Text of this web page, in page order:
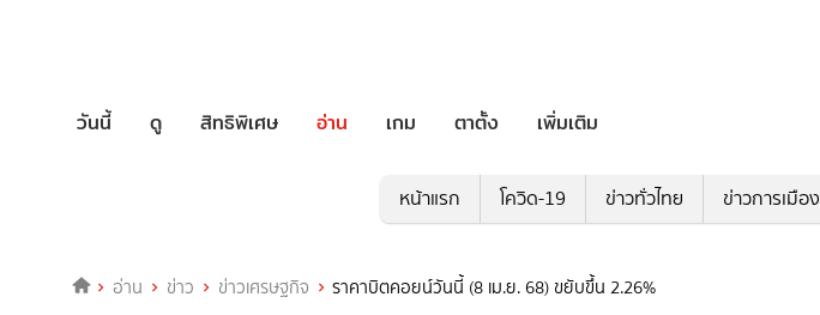
วันนี้ ดู สิทธิพิเศษ อ่าน เกม ตาตั้ง เพิ่มเติม
หน้าแรก โควิด-19 ข่าวทั่วไทย ข่าวการเมือง
อ่าน ข่าว ข่าวเศรษฐกิจ ราคาบิตคอยน์วันนี้ (8 เม.ย. 68) ขยับขึ้น 2.26%